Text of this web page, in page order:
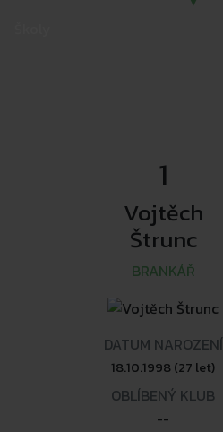
1
Vojtěch
Štrunc
BRANKÁŘ
DATUM NAROZENÍ
18.10.1998 (27 let)
OBLÍBENÝ KLUB
--